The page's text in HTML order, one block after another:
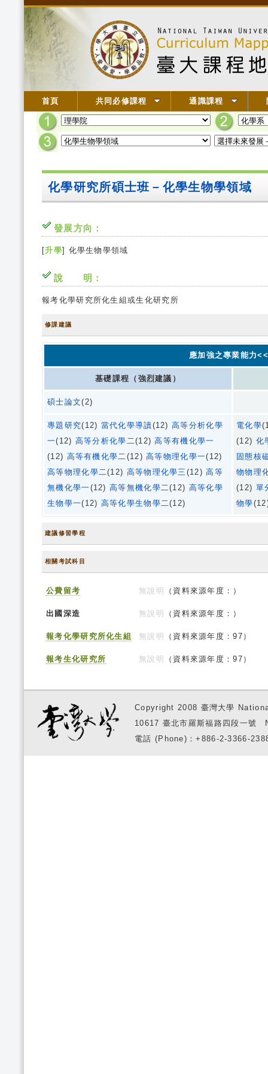
首頁 共同必修課程 通識課程
化學研究所碩士班－化學生物學領域
發展方向：
[升學] 化學生物學領域
說 明：
報考化學研究所化生組或生化研究所
修課建議
應加強之專業能力
基礎課程（強烈建議）
碩士論文(2)
專題研究(12) 當代化學導讀(12)高等分析化學
一(12) 高等分析化學二(12)高等有機化學一
(12) 高等有機化學二(12)高等物理化學一(12)
高等物理化學二(12) 高等物理化學三 (12)高等
無機化學一(12) 高等無機化學二(12) 高等化學
生物學一(12) 高等化學生物學二(12)
電化學
(12) 化
固態核
物物理
(12) 單
物學
建議修習學程
相關考試科目
公費留考 無說明 （資料來源年度：）
出國深造 無說明 （資料來源年度：）
報考化學研究所化生組 無說明 （資料來源年度：97）
報考生化研究所 無說明 （資料來源年度：97）
Copyright 2008 臺灣大學
10617 臺北市羅斯福路四段一
電話 (Phone)：+886-2-3366-